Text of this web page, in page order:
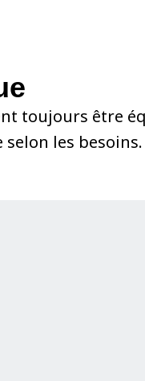
toujours être
les